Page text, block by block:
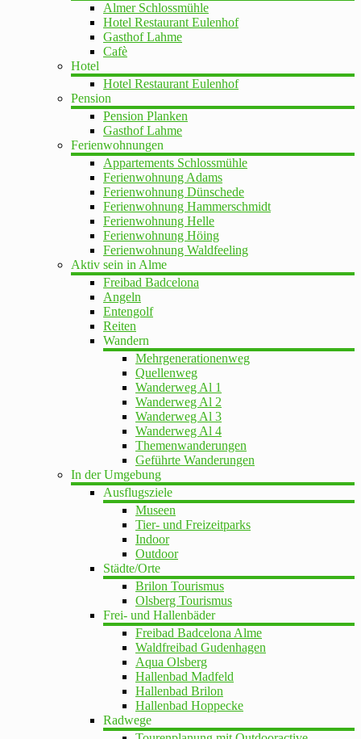
Almer Schlossmühle
Hotel Restaurant Eulenhof
Gasthof Lahme
Cafè
Hotel
Hotel Restaurant Eulenhof
Pension
Pension Planken
Gasthof Lahme
Ferienwohnungen
Appartements Schlossmühle
Ferienwohnung Adams
Ferienwohnung Dünschede
Ferienwohnung Hammerschmidt
Ferienwohnung Helle
Ferienwohnung Höing
Ferienwohnung Waldfeeling
Aktiv sein in Alme
Freibad Badcelona
Angeln
Entengolf
Reiten
Wandern
Mehrgenerationenweg
Quellenweg
Wanderweg Al 1
Wanderweg Al 2
Wanderweg Al 3
Wanderweg Al 4
Themenwanderungen
Geführte Wanderungen
In der Umgebung
Ausflugsziele
Museen
Tier- und Freizeitparks
Indoor
Outdoor
Städte/Orte
Brilon Tourismus
Olsberg Tourismus
Frei- und Hallenbäder
Freibad Badcelona Alme
Waldfreibad Gudenhagen
Aqua Olsberg
Hallenbad Madfeld
Hallenbad Brilon
Hallenbad Hoppecke
Radwege